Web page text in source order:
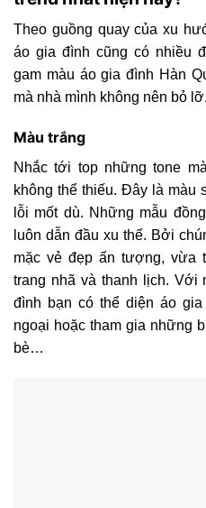
Theo guồng quay của xu
áo gia đình cũng có nhiều
gam màu áo gia đình Hàn
mà nhà mình không nên bỏ lỡ.
Màu trắng
Nhắc tới top những tone
không thể thiếu. Đây là màu
lỗi mốt dù. Những mẫu
luôn dẫn đầu xu thế. Bởi
mặc vẻ đẹp ấn tượng, vừa
trang nhã và thanh lịch. Với
đình bạn có thể diện áo
ngoại hoặc tham gia những
bè…